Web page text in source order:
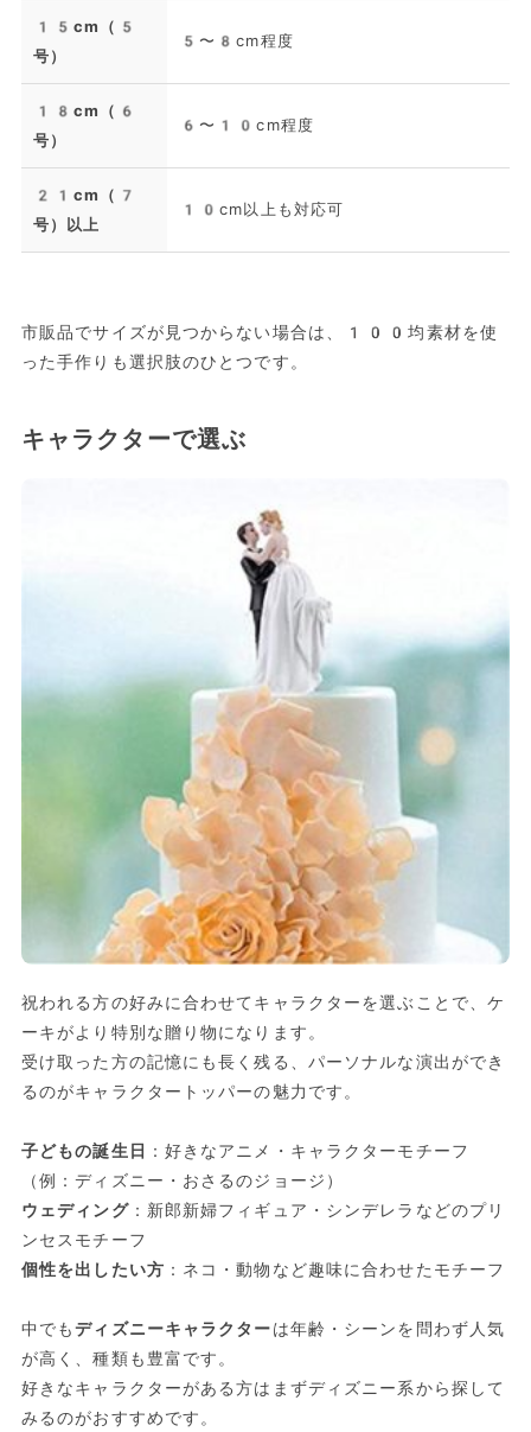
15cm（5
号）
5〜8cm程度
18cm（6
号）
6〜10cm程度
21cm（7
号）以上
10cm以上も対応可
市販品でサイズが見つからない場合は、100均素材を使
った手作りも選択肢のひとつです。
キャラクターで選ぶ
祝われる方の好みに合わせてキャラクターを選ぶことで、ケ
ーキがより特別な贈り物になります。
受け取った方の記憶にも長く残る、パーソナルな演出ができ
るのがキャラクタートッパーの魅力です。
子どもの誕生日
：好きなアニメ・キャラクターモチーフ
（例：ディズニー・おさるのジョージ）
ウェディング：新郎新婦フィギュア・シンデレラなどのプリ
ンセスモチーフ
個性を出したい方 ：ネコ・動物など趣味に合わせたモチーフ
中でもディズニーキャラクターは年齢・シーンを問わず人気
が高く、種類も豊富です。
好きなキャラクターがある方はまずディズニー系から探して
みるのがおすすめです。